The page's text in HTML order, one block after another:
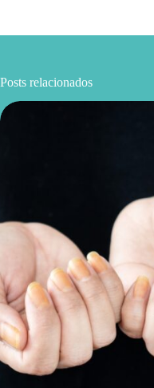
Posts relacionados